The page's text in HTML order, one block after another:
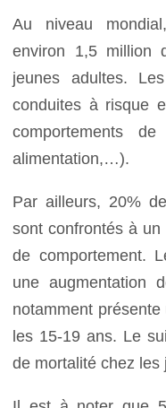
Au niveau
environ 1,5 million
jeunes adultes.
conduites à risque
comportements
alimentation,…).
Par ailleurs, 20%
sont confrontés à
de comportement.
une augmentation
notamment
les 15-19 ans. Le
de mortalité chez les